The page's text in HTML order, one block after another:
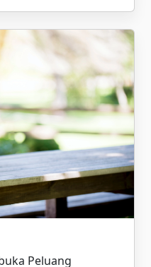
Peluang